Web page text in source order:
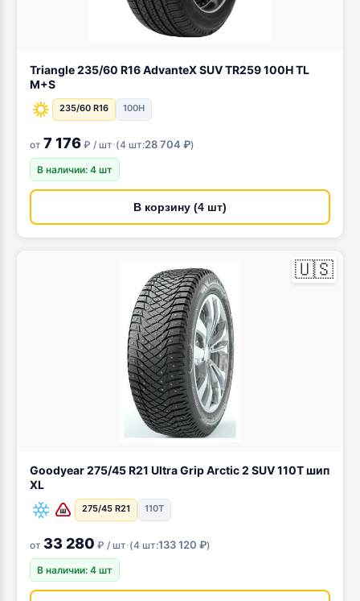
Triangle 235/60 R16 AdvanteX SUV TR259 100H TL
M+S
235/60 R16 100H
от 7 176 ₽ / шт·(4 шт:28 704 ₽)
В наличии: 4 шт
В корзину (4 шт)
🇺🇸
Goodyear 275/45 R21 Ultra Grip Arctic 2 SUV 110T шип
XL
275/45 R21 110T
от 33 280 ₽ / шт·(4 шт:133 120 ₽)
В наличии: 4 шт